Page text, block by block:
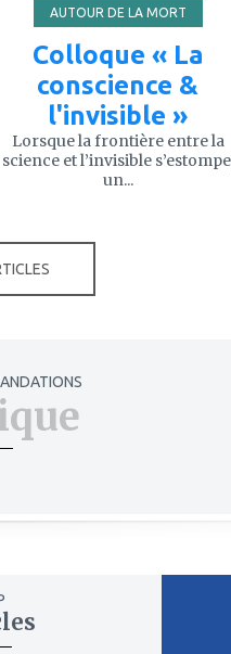
AUTOUR DE LA MORT
Colloque « La
conscience &
l'invisible »
Lorsque la frontière entre la
science et l’invisible
un...